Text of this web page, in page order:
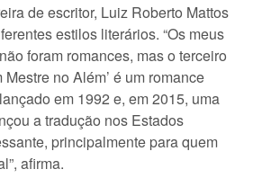
de escritor, Luiz Roberto Mattos
estilos literários. “Os meus
foram romances, mas o terceiro
no Além’ é um romance
em 1992 e, em 2015, uma
a tradução nos Estados
principalmente para quem
afirma.